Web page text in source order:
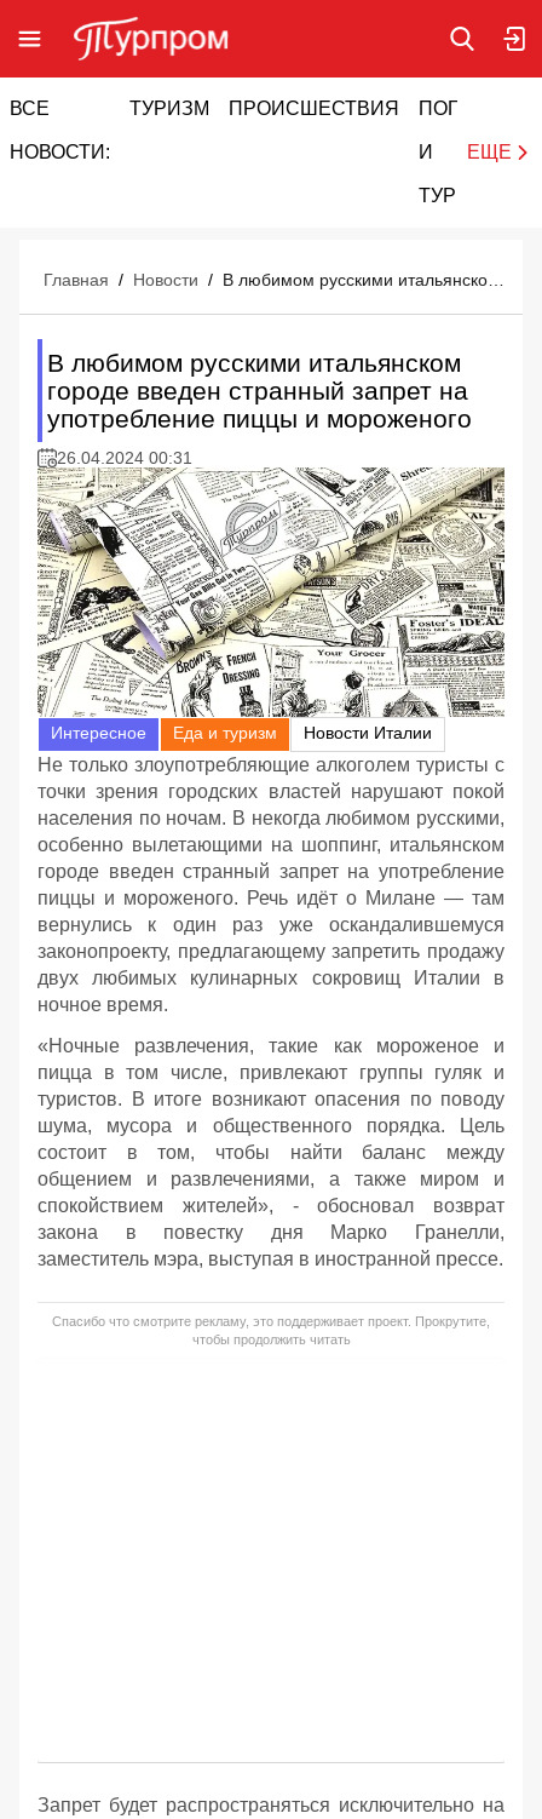
ВСЕ
НОВОСТИ:
ТУРИЗМ ПРОИСШЕСТВИЯ ПОГОДА
И
ТУРИЗМ
ЕЩЕ
Главная / Новости /
В любимом русскими итальянском
городе введен странный запрет на
употребление пиццы и мороженого
26.04.2024 00:31
Интересное Еда и туризм Новости Италии
Не только злоупотребляющие алкоголем туристы с
точки зрения городских властей нарушают покой
населения по ночам. В некогда любимом русскими,
особенно вылетающими на шоппинг, итальянском
городе введен странный запрет на употребление
пиццы и мороженого. Речь идёт о Милане — там
вернулись к один раз уже оскандалившемуся
законопроекту, предлагающему запретить продажу
двух любимых кулинарных сокровищ Италии в
ночное время.
«Ночные развлечения, такие как мороженое и
пицца в том числе, привлекают группы гуляк и
туристов. В итоге возникают опасения по поводу
шума, мусора и общественного порядка. Цель
состоит в том, чтобы найти баланс между
общением и развлечениями, а также миром и
спокойствием жителей», - обосновал возврат
закона в повестку дня Марко Гранелли,
заместитель мэра, выступая в иностранной прессе.
Спасибо что смотрите рекламу, это поддерживает проект. Прокрутите,
чтобы продолжить читать
Запрет будет распространяться исключительно на